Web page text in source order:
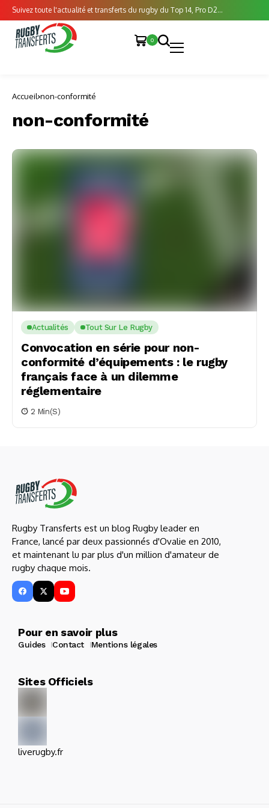
Suivez toute l'actualité et transferts du rugby du Top 14, Pro D2...
0
Accueil non-conformité
non-conformité
Actualités Tout Sur Le Rugby
Convocation en série pour non-
conformité d’équipements : le rugby
français face à un dilemme
réglementaire
2 Min(s)
Rugby Transferts est un blog Rugby leader en
France, lancé par deux passionnés d'Ovalie en 2010,
et maintenant lu par plus d'un million d'amateur de
rugby chaque mois.
Pour en savoir plus
Guides Contact Mentions légales
Sites Officiels
liverugby.fr